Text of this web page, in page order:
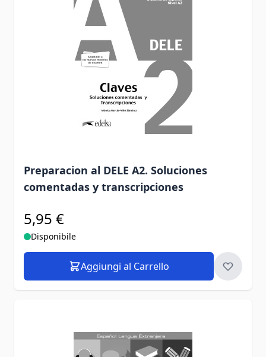
Preparacion al DELE A2. Soluciones
comentadas y transcripciones
5,95 €
Disponibile
Aggiungi al Carrello